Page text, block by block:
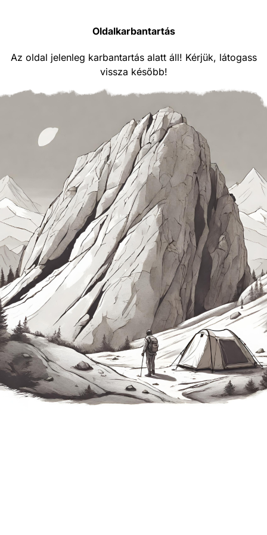
Oldalkarbantartás
Az oldal jelenleg karbantartás alatt áll! Kérjük, látogass
vissza később!